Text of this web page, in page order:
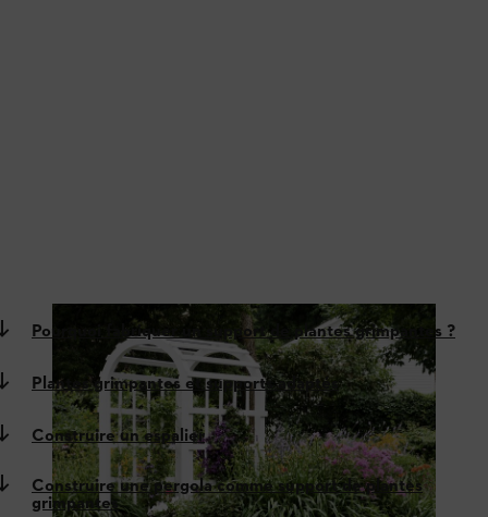
Pourquoi fabriquer un support de plantes grimpantes ?
Plantes grimpantes et supports adaptés
Construire un espalier
Construire une pergola comme support de plantes
grimpantes